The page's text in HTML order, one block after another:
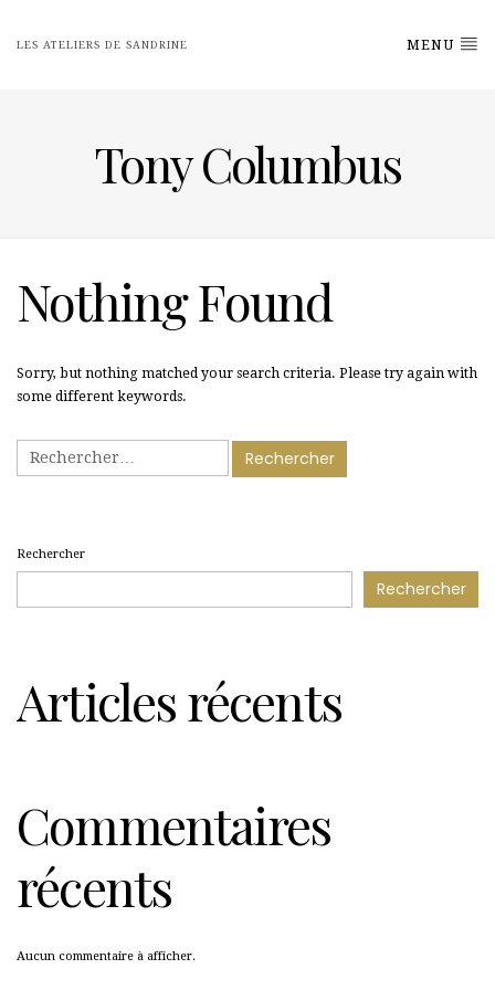
LES ATELIERS DE SANDRINE MENU
Tony Columbus
Nothing Found
Sorry, but nothing matched your search criteria. Please try again with
some different keywords.
Rechercher :
Rechercher
Rechercher
Articles récents
Commentaires
récents
Aucun commentaire à afficher.